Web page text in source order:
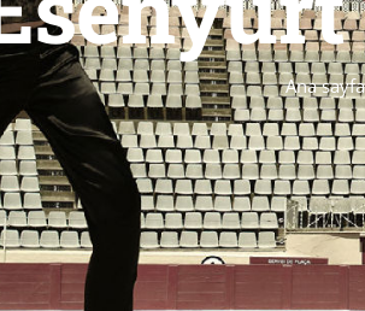
Ana sayfa